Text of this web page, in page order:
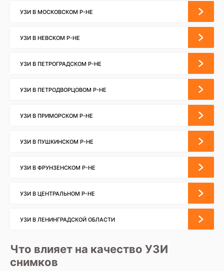
УЗИ В МОСКОВСКОМ Р-НЕ
УЗИ В НЕВСКОМ Р-НЕ
УЗИ В ПЕТРОГРАДСКОМ Р-НЕ
УЗИ В ПЕТРОДВОРЦОВОМ Р-НЕ
УЗИ В ПРИМОРСКОМ Р-НЕ
УЗИ В ПУШКИНСКОМ Р-НЕ
УЗИ В ФРУНЗЕНСКОМ Р-НЕ
УЗИ В ЦЕНТРАЛЬНОМ Р-НЕ
УЗИ В ЛЕНИНГРАДСКОЙ ОБЛАСТИ
Что влияет на качество УЗИ
снимков